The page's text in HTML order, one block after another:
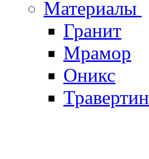
Материалы
Гранит
Мрамор
Оникс
Травертин